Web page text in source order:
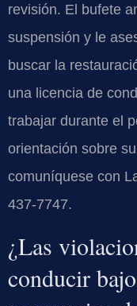
revisión. El bufete
suspensión y le
buscar la
una licencia de
trabajar durante el
orientación sobre
comuníquese con
437-7747.
¿Las
conducir